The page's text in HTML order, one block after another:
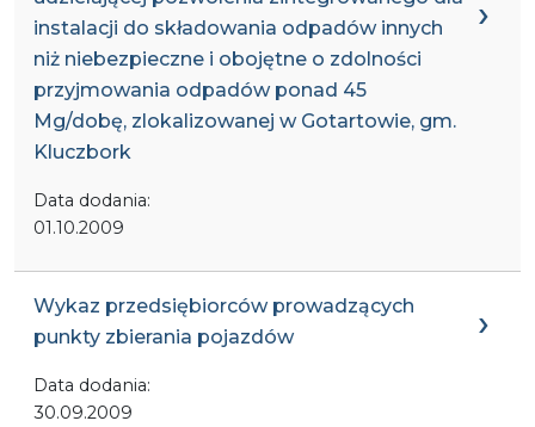
instalacji do składowania odpadów innych
niż niebezpieczne i obojętne o zdolności
przyjmowania odpadów ponad 45
Mg/dobę, zlokalizowanej w Gotartowie, gm.
Kluczbork
Data dodania:
01.10.2009
Wykaz przedsiębiorców prowadzących
punkty zbierania pojazdów
Data dodania:
30.09.2009